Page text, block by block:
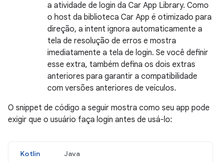
a atividade de login da Car App Library. Como
o host da biblioteca Car App é otimizado para
direção, a intent ignora automaticamente a
tela de resolução de erros e mostra
imediatamente a tela de login. Se você definir
esse extra, também defina os dois extras
anteriores para garantir a compatibilidade
com versões anteriores de veículos.
O snippet de código a seguir mostra como seu app pode
exigir que o usuário faça login antes de usá-lo:
Kotlin Java